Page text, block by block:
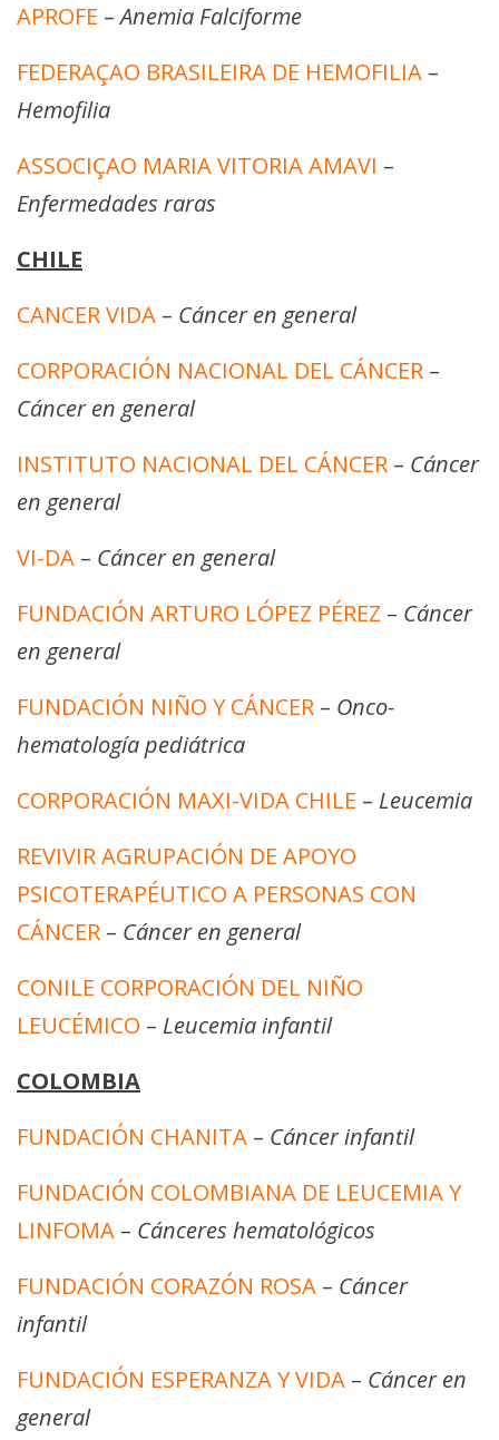
APROFE –Anemia Falciforme
FEDERAÇAO BRASILEIRA DE HEMOFILIA –
Hemofilia
ASSOCIÇAO MARIA VITORIA AMAVI –
Enfermedades raras
CHILE
CANCER VIDA – Cáncer en general
CORPORACIÓN NACIONAL DEL CÁNCER –
Cáncer en general
INSTITUTO NACIONAL DEL CÁNCER – Cáncer
en general
VI-DA – Cáncer en general
FUNDACIÓN ARTURO LÓPEZ PÉREZ – Cáncer
en general
FUNDACIÓN NIÑO Y CÁNCER – Onco-
hematología pediátrica
CORPORACIÓN MAXI-VIDA CHILE – Leucemia
REVIVIR AGRUPACIÓN DE APOYO
PSICOTERAPÉUTICO A PERSONAS CON
CÁNCER – Cáncer en general
CONILE CORPORACIÓN DEL NIÑO
LEUCÉMICO – Leucemia infantil
COLOMBIA
FUNDACIÓN CHANITA – Cáncer infantil
FUNDACIÓN COLOMBIANA DE LEUCEMIA Y
LINFOMA – Cánceres hematológicos
FUNDACIÓN CORAZÓN ROSA – Cáncer
infantil
FUNDACIÓN ESPERANZA Y VIDA – Cáncer en
general